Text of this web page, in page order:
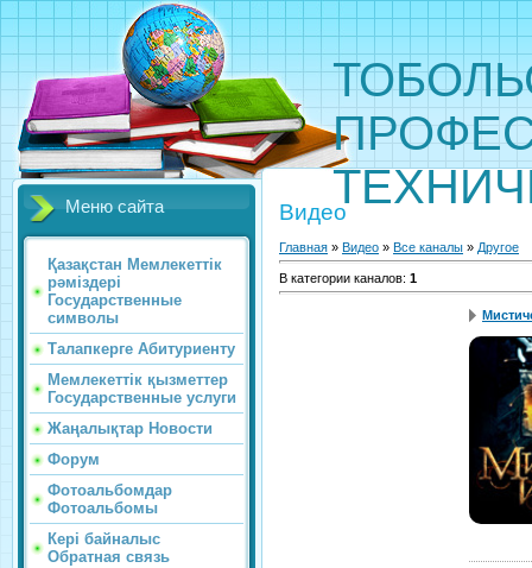
Меню сайта
Қазақстан Мемлекеттік
рәміздері
Государственные
символы
Талапкерге Абитуриенту
Мемлекеттік қызметтер
Государственные услуги
Жаңалықтар Новости
Форум
Фотоальбомдар
Фотоальбомы
Кері байналыс
Обратная связь
Видео
Главная » Видео » Все каналы » Другое
В категории каналов: 1